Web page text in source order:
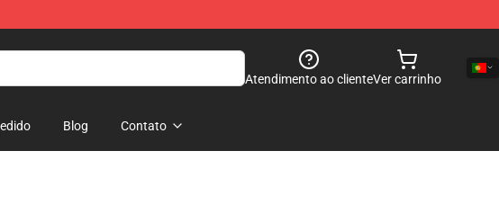
Atendimento ao clienteVer carrinho
Blog Contato